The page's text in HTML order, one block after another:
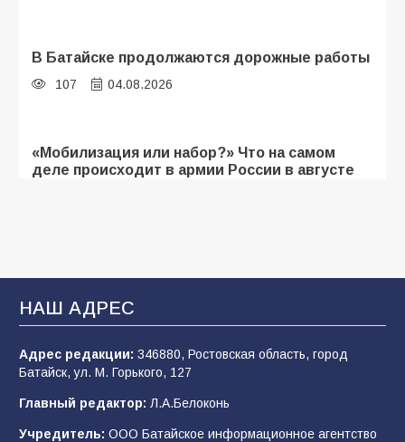
В Батайске продолжаются дорожные работы
107 04.08.2026
«Мобилизация или набор?» Что на самом
деле происходит в армии России в августе
Будет ли мобилизация в России в 2026 году
после выборов: в Госдуме дали ответ
105 06.08.2026
строительные профессии в ходе
спортивного праздника
НАШ АДРЕС
Адрес редакции: 346880, Ростовская область, город
Батайск, ул. М. Горького, 127
Главный редактор: Л.А.Белоконь
Учредитель: ООО Батайское информационное агентство